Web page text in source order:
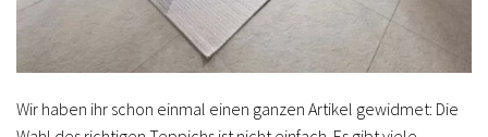
Wir haben ihr schon einmal einen ganzen Artikel gewidmet: Die